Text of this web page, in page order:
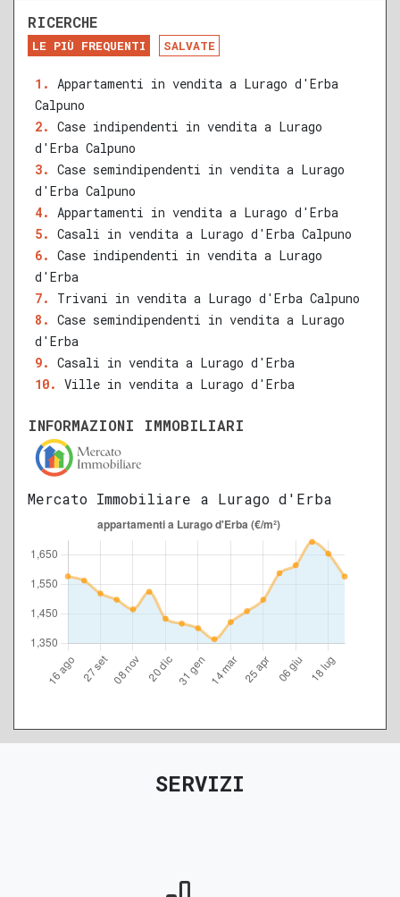
DA RISTRUTTURARE
NUOVA COSTRUZIONE
RECENTE
RISTRUTTURATO
QUALSIASI SUPERFICIE
A B
RICERCHE
LE PIÙ FREQUENTI SALVATE
Appartamenti in vendita a Lurago d'Erba
Calpuno
Case indipendenti in vendita a Lurago
d'Erba Calpuno
Case semindipendenti in vendita a Lurago
d'Erba Calpuno
Appartamenti in vendita a Lurago d'Erba
Casali in vendita a Lurago d'Erba Calpuno
Case indipendenti in vendita a Lurago
d'Erba
Trivani in vendita a Lurago d'Erba Calpuno
Case semindipendenti in vendita a Lurago
d'Erba
Casali in vendita a Lurago d'Erba
Ville in vendita a Lurago d'Erba
INFORMAZIONI IMMOBILIARI
Mercato Immobiliare a Lurago d'Erba
SERVIZI